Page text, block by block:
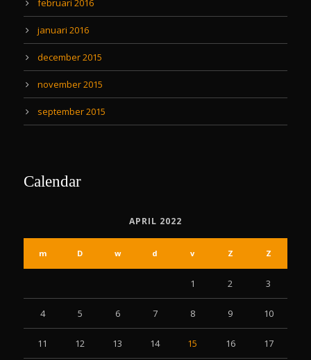
februari 2016
januari 2016
december 2015
november 2015
september 2015
Calendar
APRIL 2022
m D w d v Z Z
1 2 3
4 5 6 7 8 9 10
11 12 13 14 15 16 17